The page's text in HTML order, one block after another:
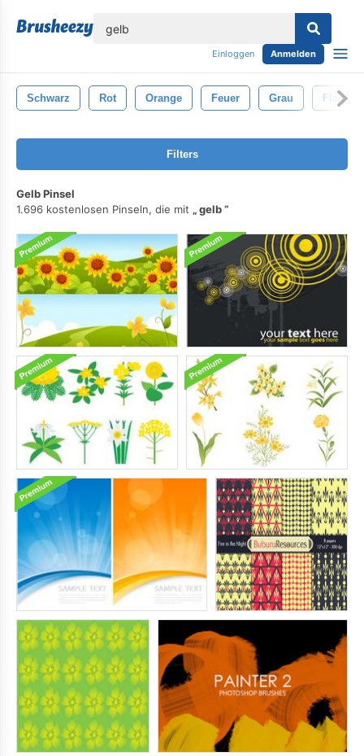
Einloggen Anmelden
Schwarz Rot Orange Feuer Grau Flamme
Filters
Gelb Pinsel
1.696 kostenlosen Pinseln, die mit
gelb